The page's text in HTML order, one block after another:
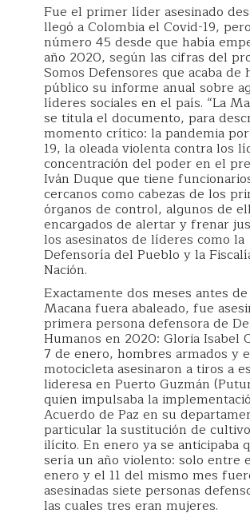
Fue el primer líder asesinado
llegó a Colombia el Covid-19,
número 45 desde que había
año 2020, según las cifras del
Somos Defensores que acaba de
público su informe anual sobre
líderes sociales en el país. “La
se titula el documento, para
momento crítico: la pandemia
19, la oleada violenta contra los
concentración del poder en el
Iván Duque que tiene
cercanos como cabezas de los
órganos de control, algunos de
encargados de alertar y frenar
los asesinatos de líderes como la
Defensoría del Pueblo y la
Nación.
Exactamente dos meses antes
Macana fuera abaleado, fue
primera persona defensora de
Humanos en 2020: Gloria Isabel
7 de enero, hombres armados y
motocicleta asesinaron a tiros a
lideresa en Puerto Guzmán
quien impulsaba la
Acuerdo de Paz en su
particular la sustitución de
ilícito. En enero ya se anticipaba
sería un año violento: solo entre
enero y el 11 del mismo mes
asesinadas siete personas
las cuales tres eran mujeres.